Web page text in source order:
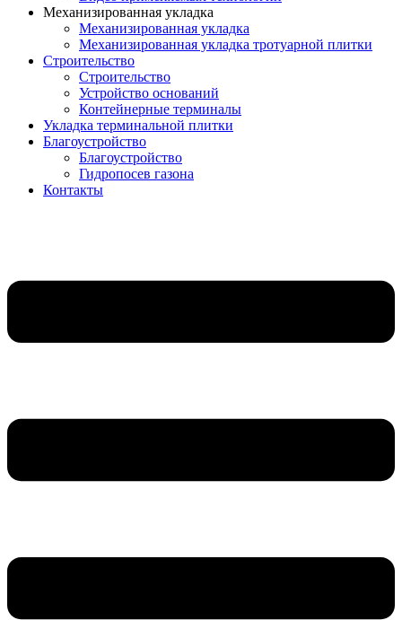
Механизированная укладка
Механизированная укладка
Механизированная укладка тротуарной плитки
Строительство
Строительство
Устройство оснований
Контейнерные терминалы
Укладка терминальной плитки
Благоустройство
Благоустройство
Гидропосев газона
Контакты